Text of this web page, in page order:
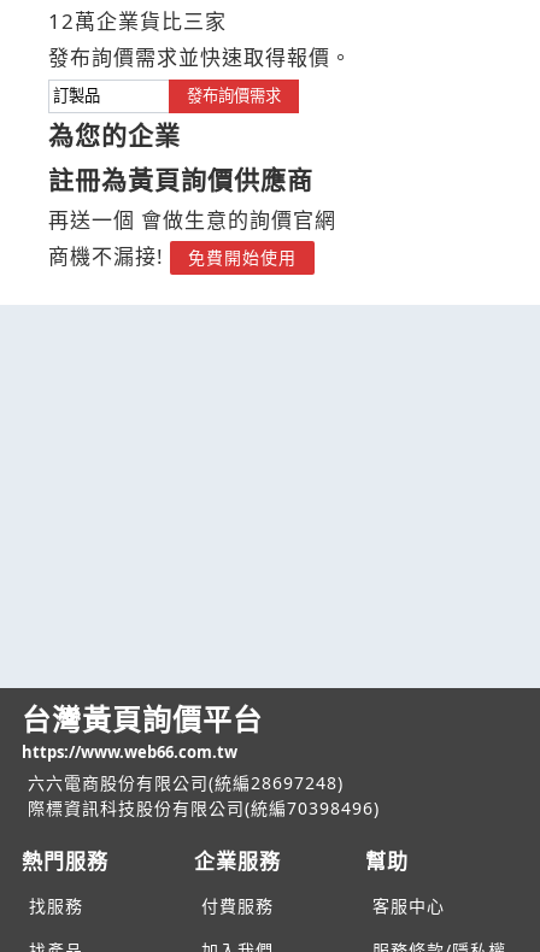
12萬企業貨比三家
發布詢價需求並快速取得報價。
發布詢價需求
為您的企業
註冊為黃頁詢價供應商
再送一個 會做生意的詢價官網
商機不漏接!
免費開始使用
台灣黃頁詢價平台
https://www.web66.com.tw
六六電商股份有限公司(統編28697248)
際標資訊科技股份有限公司(統編70398496)
熱門服務
找服務
企業服務
付費服務
幫助
客服中心